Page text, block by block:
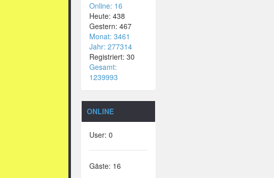
Online: 16
Heute: 438
Gestern: 467
Monat: 3461
Jahr: 277314
Registriert: 30
Gesamt:
1239993
ONLINE
User: 0
Gäste: 16